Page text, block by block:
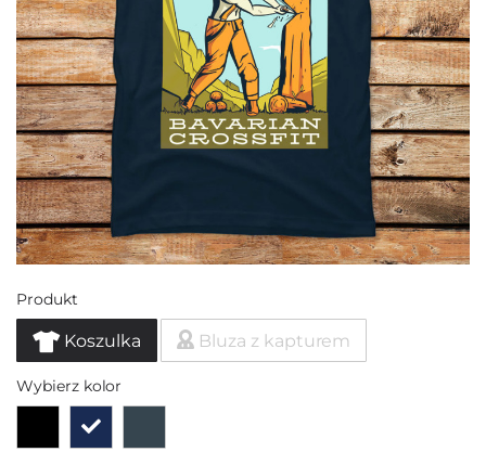
Produkt
Koszulka Bluza z kapturem
Wybierz kolor